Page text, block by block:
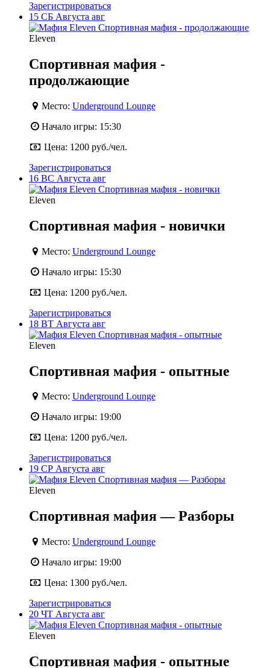
Зарегистрироваться
15 СБ Августа авг
Eleven
Спортивная мафия -
продолжающие
Место: Underground Lounge
Начало игры: 15:30
Цена: 1200 руб./чел.
Зарегистрироваться
16 ВС Августа авг
Eleven
Спортивная мафия - новички
Место: Underground Lounge
Начало игры: 15:30
Цена: 1200 руб./чел.
Зарегистрироваться
18 ВТ Августа авг
Eleven
Спортивная мафия - опытные
Место: Underground Lounge
Начало игры: 19:00
Цена: 1200 руб./чел.
Зарегистрироваться
19 СР Августа авг
Eleven
Спортивная мафия — Разборы
Место: Underground Lounge
Начало игры: 19:00
Цена: 1300 руб./чел.
Зарегистрироваться
20 ЧТ Августа авг
Eleven
Спортивная мафия - опытные